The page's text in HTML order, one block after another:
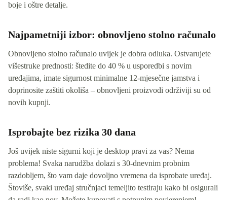
boje i oštre detalje.
Najpametniji izbor: obnovljeno stolno računalo
Obnovljeno stolno računalo uvijek je dobra odluka. Ostvarujete
višestruke prednosti: štedite do 40 % u usporedbi s novim
uređajima, imate sigurnost minimalne 12-mjesečne jamstva i
doprinosite zaštiti okoliša – obnovljeni proizvodi održiviji su od
novih kupnji.
Isprobajte bez rizika 30 dana
Još uvijek niste sigurni koji je desktop pravi za vas? Nema
problema! Svaka narudžba dolazi s 30-dnevnim probnim
razdobljem, što vam daje dovoljno vremena da isprobate uređaj.
Štoviše, svaki uređaj stručnjaci temeljito testiraju kako bi osigurali